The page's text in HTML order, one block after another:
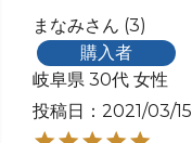
まなみ
3
購入者
岐阜県 30代 女性
投稿日
2021/03/15